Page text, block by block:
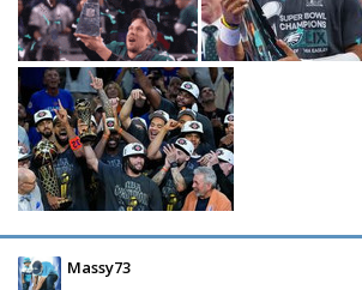
Massy73